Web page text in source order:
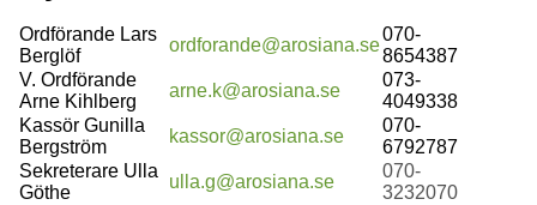
Ordförande Lars
Berglöf
ordforande@arosiana.se
070-
8654387
V. Ordförande
Arne Kihlberg
arne.k@arosiana.se
073-
4049338
Kassör Gunilla
Bergström
kassor@arosiana.se
070-
6792787
Sekreterare Ulla
Göthe
ulla.g@arosiana.se
070-
3232070